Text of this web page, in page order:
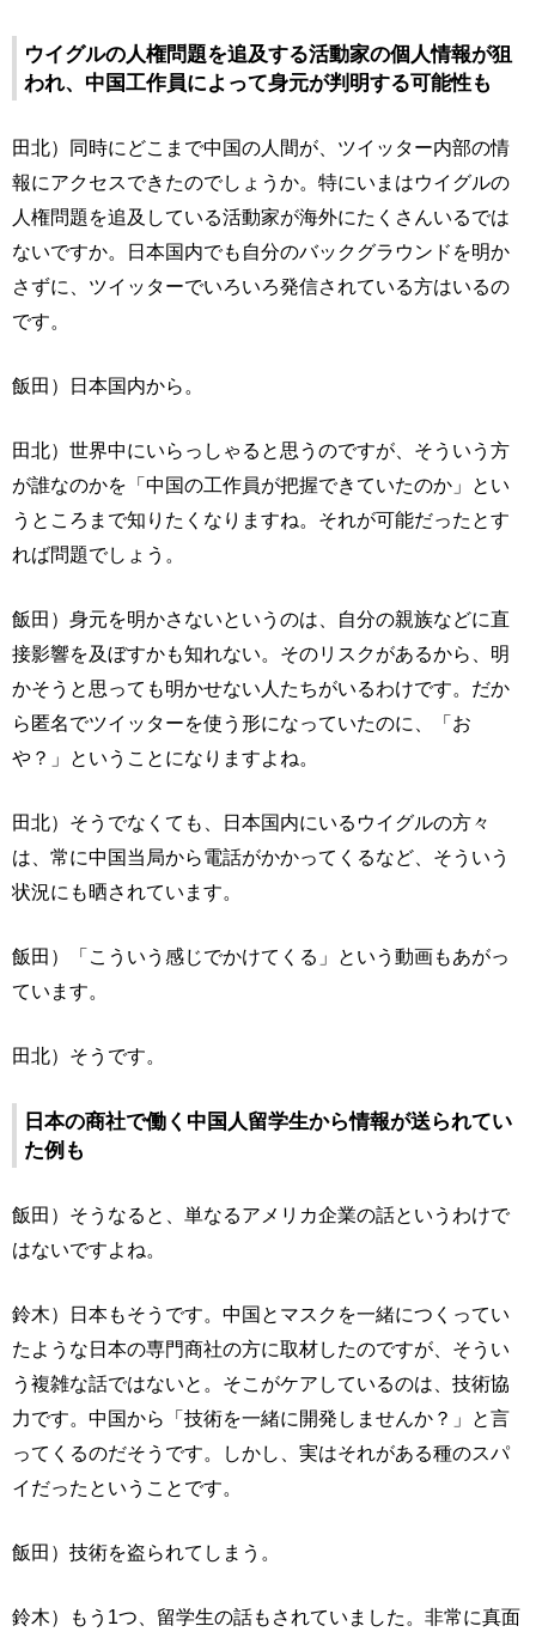
ウイグルの人権問題を追及する活動家の個人情報が狙
われ、中国工作員によって身元が判明する可能性も
田北）同時にどこまで中国の人間が、ツイッター内部の情
報にアクセスできたのでしょうか。特にいまはウイグルの
人権問題を追及している活動家が海外にたくさんいるでは
ないですか。日本国内でも自分のバックグラウンドを明か
さずに、ツイッターでいろいろ発信されている方はいるの
です。
飯田）日本国内から。
田北）世界中にいらっしゃると思うのですが、そういう方
が誰なのかを「中国の工作員が把握できていたのか」とい
うところまで知りたくなりますね。それが可能だったとす
れば問題でしょう。
飯田）身元を明かさないというのは、自分の親族などに直
接影響を及ぼすかも知れない。そのリスクがあるから、明
かそうと思っても明かせない人たちがいるわけです。だか
ら匿名でツイッターを使う形になっていたのに、「お
や？」ということになりますよね。
田北）そうでなくても、日本国内にいるウイグルの方々
は、常に中国当局から電話がかかってくるなど、そういう
状況にも晒されています。
飯田）「こういう感じでかけてくる」という動画もあがっ
ています。
田北）そうです。
日本の商社で働く中国人留学生から情報が送られてい
た例も
飯田）そうなると、単なるアメリカ企業の話というわけで
はないですよね。
鈴木）日本もそうです。中国とマスクを一緒につくってい
たような日本の専門商社の方に取材したのですが、そうい
う複雑な話ではないと。そこがケアしているのは、技術協
力です。中国から「技術を一緒に開発しませんか？」と言
ってくるのだそうです。しかし、実はそれがある種のスパ
イだったということです。
飯田）技術を盗られてしまう。
鈴木）もう1つ、留学生の話もされていました。非常に真面